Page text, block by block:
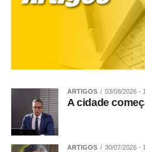
ARTIGOS 03/08/2026 -
A cidade
ARTIGOS 30/07/2026 -